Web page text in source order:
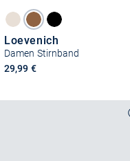
Loevenich
Damen Stirnband
29,99 €